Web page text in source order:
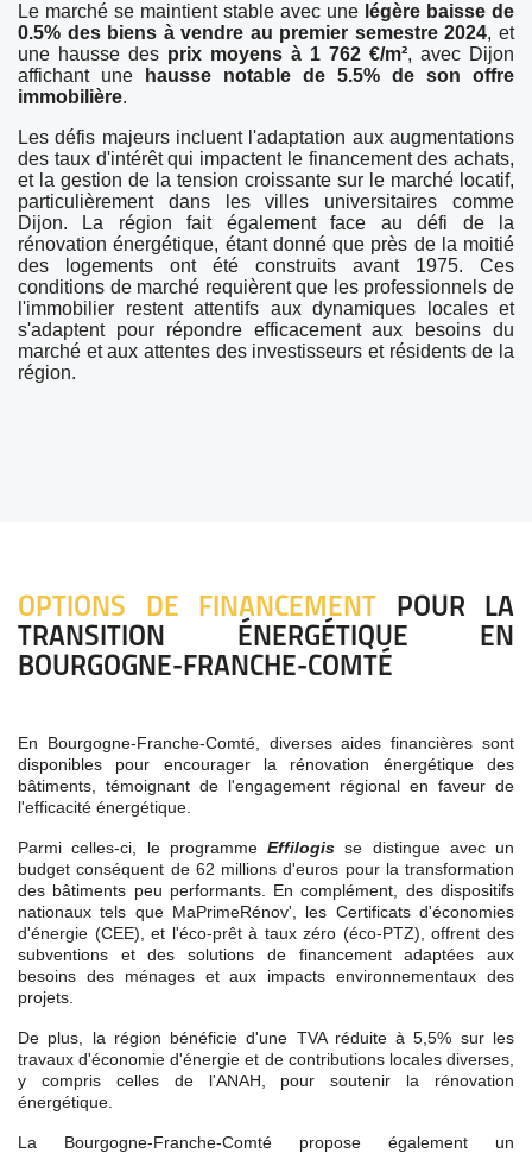
Le marché se maintient stable avec une légère baisse de
0.5% des biens à vendre au premier semestre 2024, et
une hausse des prix moyens à 1 762 €/m², avec Dijon
affichant une
hausse notable de 5.5% de son offre
immobilière.
Les défis majeurs incluent l'adaptation aux augmentations
des taux d'intérêt qui impactent le financement des achats,
et la gestion de la tension croissante sur le marché locatif,
particulièrement dans les villes universitaires comme
Dijon. La région fait également face au défi de la
rénovation énergétique, étant donné que près de la moitié
des logements ont été construits avant 1975. Ces
conditions de marché requièrent que les professionnels de
l'immobilier restent attentifs aux dynamiques locales et
s'adaptent pour répondre efficacement aux besoins du
marché et aux attentes des investisseurs et résidents de la
région.
OPTIONS DE FINANCEMENT POUR LA
TRANSITION ÉNERGÉTIQUE EN
BOURGOGNE-FRANCHE-COMTÉ
En Bourgogne-Franche-Comté, diverses aides financières sont
disponibles pour encourager la rénovation énergétique des
bâtiments, témoignant de l'engagement régional en faveur de
l'efficacité énergétique.
Parmi celles-ci, le programme Effilogis se distingue avec un
budget conséquent de 62 millions d'euros pour la transformation
des bâtiments peu performants. En complément, des dispositifs
nationaux tels que MaPrimeRénov', les Certificats d'économies
d'énergie (CEE), et l'éco-prêt à taux zéro (éco-PTZ), offrent des
subventions et des solutions de financement adaptées aux
besoins des ménages et aux impacts environnementaux des
projets.
De plus, la région bénéficie d'une TVA réduite à 5,5% sur les
travaux d'économie d'énergie et de contributions locales diverses,
y compris celles de l'ANAH, pour soutenir la rénovation
énergétique.
La Bourgogne-Franche-Comté propose également un